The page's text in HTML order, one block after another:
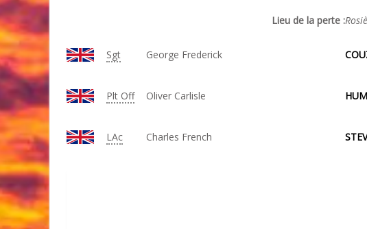
Lieu de la perte :
Sgt George Frederick
Plt Off Oliver Carlisle
LAc Charles French